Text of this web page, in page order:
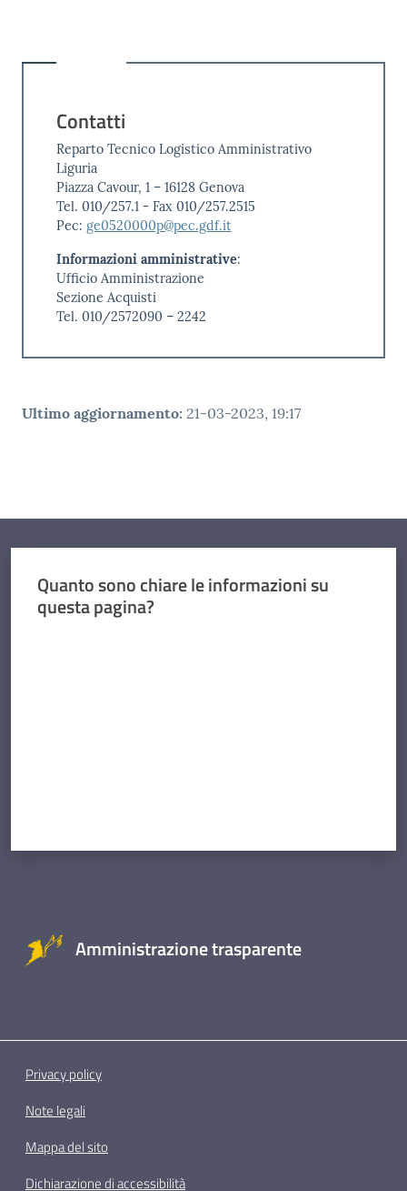
Contatti
Reparto Tecnico Logistico Amministrativo
Liguria
Piazza Cavour, 1 – 16128 Genova
Tel. 010/257.1 - Fax 010/257.2515
Pec: ge0520000p@pec.gdf.it
Informazioni amministrative:
Ufficio Amministrazione
Sezione Acquisti
Tel. 010/2572090 – 2242
Ultimo aggiornamento: 21-03-2023, 19:17
Quanto sono chiare le informazioni su
questa pagina?
Amministrazione trasparente
Privacy policy
Note legali
Mappa del sito
Dichiarazione di accessibilità